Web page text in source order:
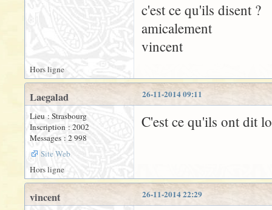
c'est ce qu'ils disent ?
amicalement
vincent
Hors ligne
26-11-2014 09:11
Laegalad
Lieu : Strasbourg
Inscription : 2002
Messages : 2 998
Site Web
C'est ce qu'ils ont dit
Hors ligne
26-11-2014 22:29
vincent